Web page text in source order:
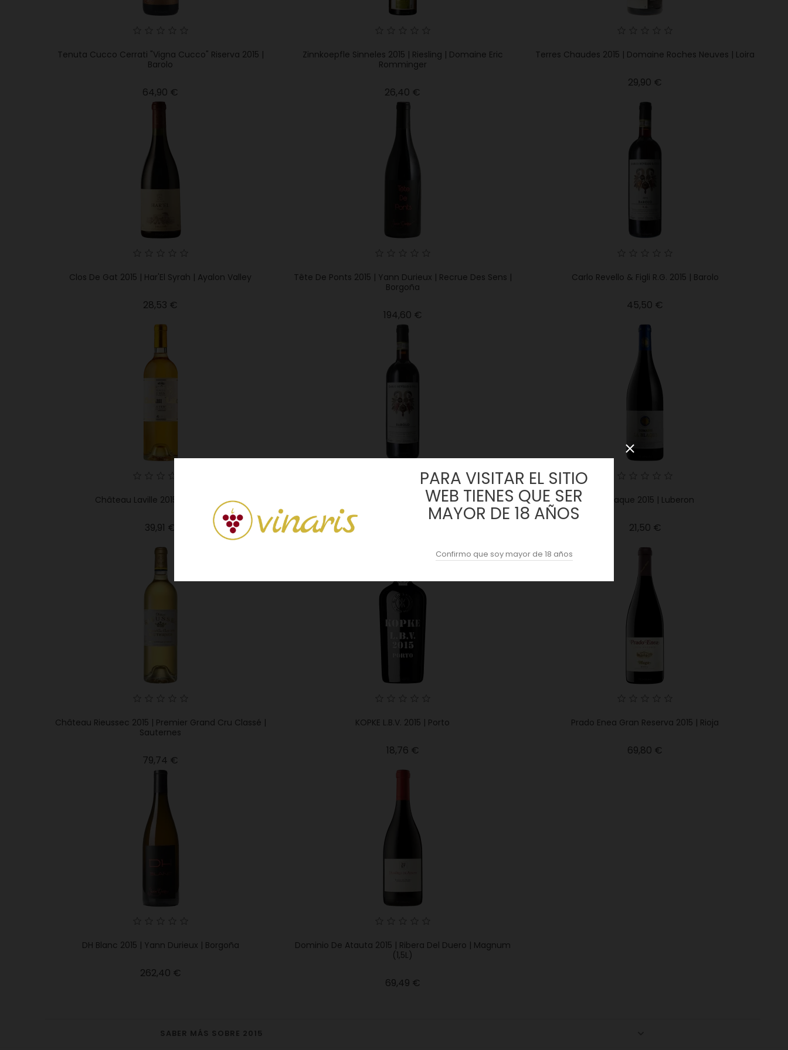
Tenuta Cucco Cerrati "Vigna Cucco" Riserva 2015 |
Barolo
64,90 €
Zinnkoepfle Sinneles 2015 | Riesling | Domaine Eric
Romminger
26,40 €
Terres Chaudes 2015 | Domaine Roches Neuves | Loira
29,90 €
Clos De Gat 2015 | Har'El Syrah | Ayalon Valley
28,53 €
Tête De Ponts 2015 | Yann Durieux | Recrue Des Sens |
Borgoña
194,60 €
Carlo Revello & Figli R.G. 2015 | Barolo
45,50 €
Château Laville 2015 | Sauternes
39,91 €
Carlo Revello & Figli 2015 | Barolo La Blaque 2015 | Luberon
21,50 €
Château Rieussec 2015 | Premier Grand Cru Classé |
Sauternes
79,74 €
KOPKE L.B.V. 2015 | Porto
18,76 €
Prado Enea Gran Reserva 2015 | Rioja
69,80 €
DH Blanc 2015 | Yann Durieux | Borgoña
262,40 €
Dominio De Atauta 2015 | Ribera Del Duero | Magnum
(1,5L)
69,49 €
SABER MÁS SOBRE 2015
PARA VISITAR EL SITIO
WEB TIENES QUE SER
MAYOR DE 18 AÑOS
Confirmo que soy mayor de 18 años